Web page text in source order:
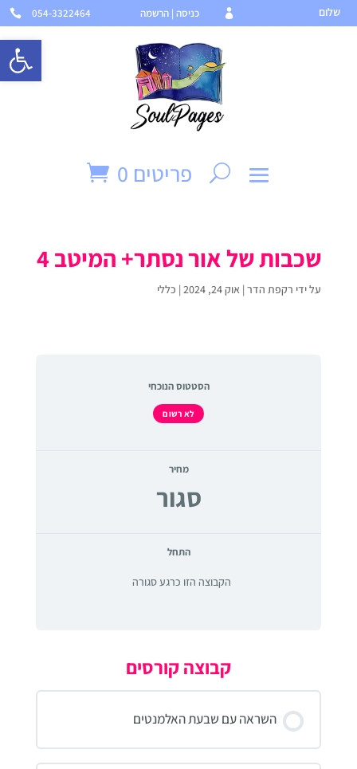
פתח
 054-3322464  כניסה | הרשמה שלום
פריטים 0
שכבות של אור נסתר+ המיטב 4
על ידי רקפת הדר| אוק 24, 2024 | כללי
הסטטוס הנוכחי
לא רשום
מחיר
סגור
התחל
הקבוצה הזו כרגע סגורה
קבוצה קורסים
השראה עם שבעת האלמנטים